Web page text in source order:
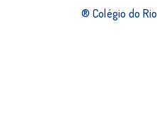
® Colégio do Rio